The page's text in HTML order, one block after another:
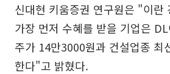
신대현 키움증권 연구원은 "이란
가장 먼저 수혜를 받을 기업은
주가 14만3000원과 건설업종 최
한다"고 밝혔다.